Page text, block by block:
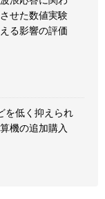
せた数値実験
る影響の評価
を低く抑えられ
機の追加購入